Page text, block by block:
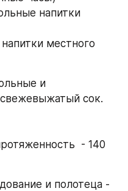
напитки
местного
и
сок.
- 140
и полотеца -